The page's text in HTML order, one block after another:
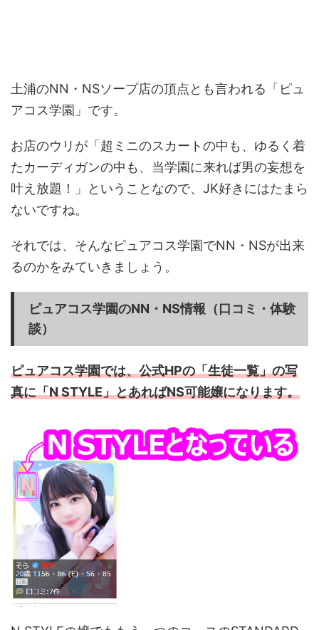
土浦のNN・NSソープ店の頂点とも言われる「ピュ
アコス学園」です。
お店のウリが「超ミニのスカートの中も、ゆるく着
たカーディガンの中も、当学園に来れば男の妄想を
叶え放題！」ということなので、JK好きにはたまら
ないですね。
それでは、そんなピュアコス学園でNN・NSが出来
るのかをみていきましょう。
ピュアコス学園のNN・NS情報（口コミ・体験
談）
ピュアコス学園では、公式HPの「生徒一覧」の写
真に「N STYLE」とあればNS可能嬢になります。